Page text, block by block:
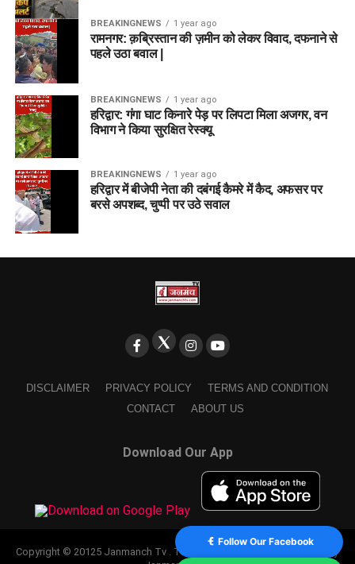
BREAKINGNEWS 1 year ago
रामनगर: क़ब्रिस्तान की ज़मीन को लेकर विवाद, दफनाने से
पहले उठा बवाल |
BREAKINGNEWS 1 year ago
हरिद्वार: गंगा घाट किनारे पेड़ पर लिपटा मिला अजगर, वन
विभाग ने किया सुरक्षित रेस्क्यू
BREAKINGNEWS 1 year ago
हरिद्वार में बीजेपी नेता की दबंगई कैमरे में कैद, अफसर पर
बरसे अपशब्द, चुप्पी पर उठे सवाल
DISCLAIMER PRIVACY POLICY
TERMS AND CONDITION
CONTACT
ABOUT US
Download Our App
Copyright © 20125 Janmanch Tv . Theme by SSDIGIMARK. powered by
Follow Our Facebook